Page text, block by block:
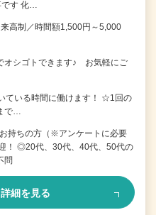
す 化…
高制／時間額1,500円～5,000
オシゴトできます♪ お気軽にご
ている時間に働けます！ ☆1回の
で…
持ちの方（※アンケートに必要
！ ◎20代、30代、40代、50代の
問
詳細を見る